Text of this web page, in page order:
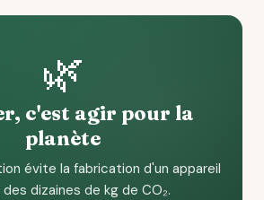
🌿
c'est agir pour la
planète
évite la fabrication d'un appareil
dizaines de kg de CO₂.